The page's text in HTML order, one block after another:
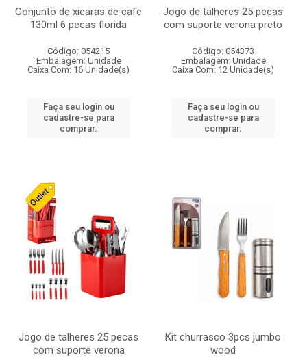
Conjunto de xicaras de cafe
130ml 6 pecas florida
Código: 054215
Embalagem: Unidade
Caixa Com: 16 Unidade(s)
Faça seu login ou
cadastre-se para
comprar.
Jogo de talheres 25 pecas
com suporte verona preto
Código: 054373
Embalagem: Unidade
Caixa Com: 12 Unidade(s)
Faça seu login ou
cadastre-se para
comprar.
Jogo de talheres 25 pecas
com suporte verona
Kit churrasco 3pcs jumbo
wood